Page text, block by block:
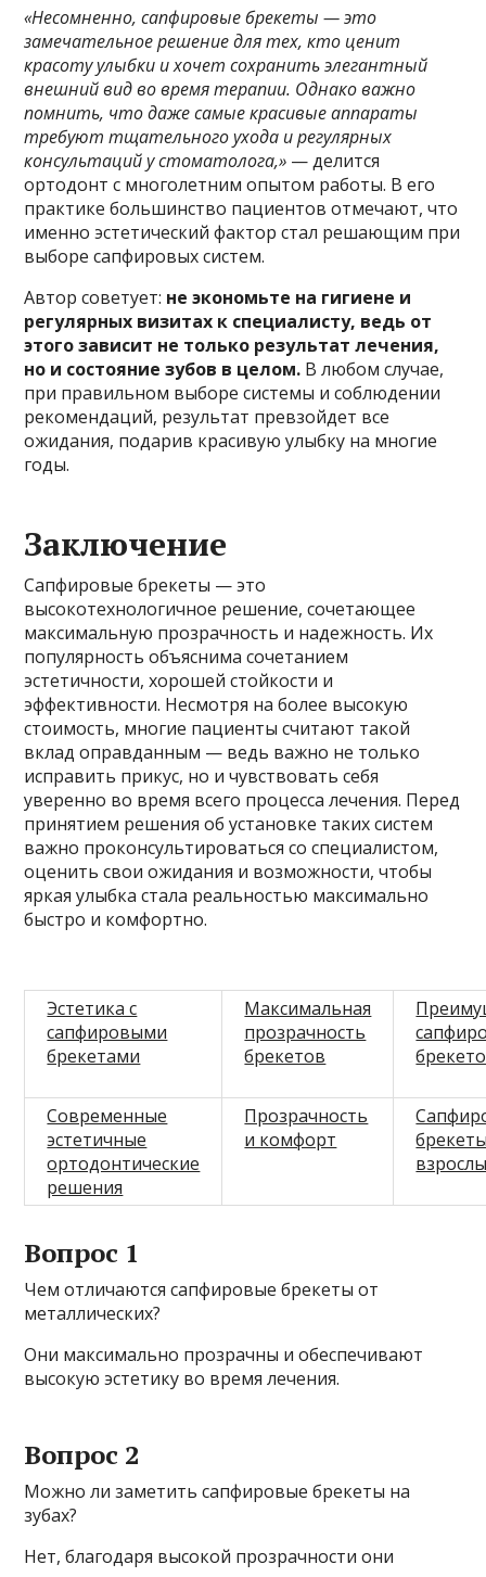
«Несомненно, сапфировые брекеты — это
замечательное решение для тех, кто ценит
красоту улыбки и хочет сохранить элегантный
внешний вид во время терапии. Однако важно
помнить, что даже самые красивые аппараты
требуют тщательного ухода и регулярных
консультаций у стоматолога,» — делится
ортодонт с многолетним опытом работы. В его
практике большинство пациентов отмечают, что
именно эстетический фактор стал решающим при
выборе сапфировых систем.
Автор советует: не экономьте на гигиене и
регулярных визитах к специалисту, ведь от
этого зависит не только результат лечения,
но и состояние зубов в целом. В любом случае,
при правильном выборе системы и соблюдении
рекомендаций, результат превзойдет все
ожидания, подарив красивую улыбку на многие
годы.
Заключение
Сапфировые брекеты — это
высокотехнологичное решение, сочетающее
максимальную прозрачность и надежность. Их
популярность объяснима сочетанием
эстетичности, хорошей стойкости и
эффективности. Несмотря на более высокую
стоимость, многие пациенты считают такой
вклад оправданным — ведь важно не только
исправить прикус, но и чувствовать себя
уверенно во время всего процесса лечения. Перед
принятием решения об установке таких систем
важно проконсультироваться со специалистом,
оценить свои ожидания и возможности, чтобы
яркая улыбка стала реальностью максимально
быстро и комфортно.
Эстетика с
сапфировыми
брекетами
Максимальная
прозрачность
брекетов
Современные
эстетичные
ортодонтические
решения
Прозрачность
и комфорт
Вопрос 1
Чем отличаются сапфировые брекеты от
металлических?
Они максимально прозрачны и обеспечивают
высокую эстетику во время лечения.
Вопрос 2
Можно ли заметить сапфировые брекеты на
зубах?
Нет, благодаря высокой прозрачности они